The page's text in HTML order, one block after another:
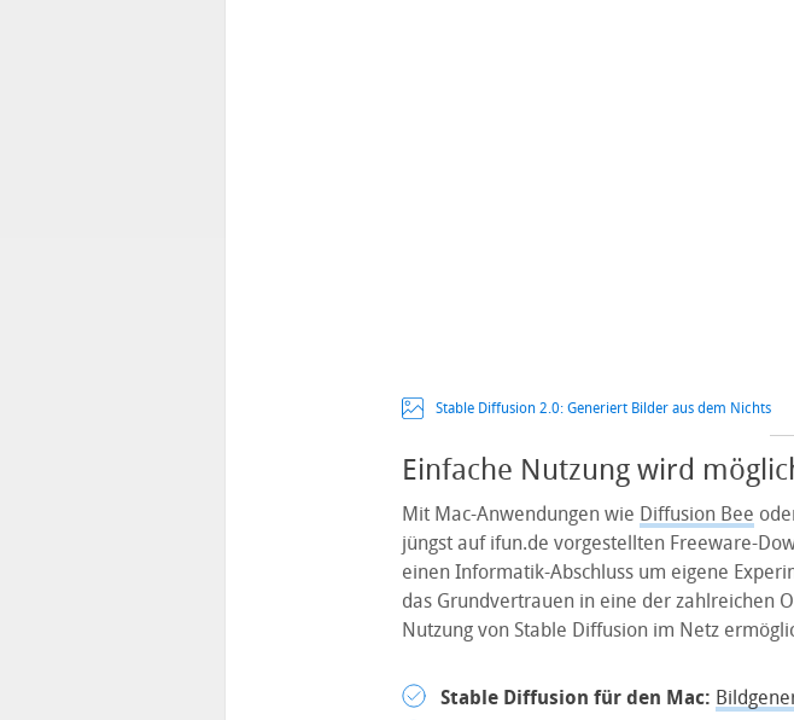
Stable Diffusion 2.0: Generiert Bilder aus dem Nichts
Einfache Nutzung wird
Mit Mac-Anwendungen wie Diffusion Bee
jüngst auf ifun.de vorgestellten Freeware-
einen Informatik-Abschluss um eigene
das Grundvertrauen in eine der zahlreichen
Nutzung von Stable Diffusion im Netz
Stable Diffusion für den Mac: